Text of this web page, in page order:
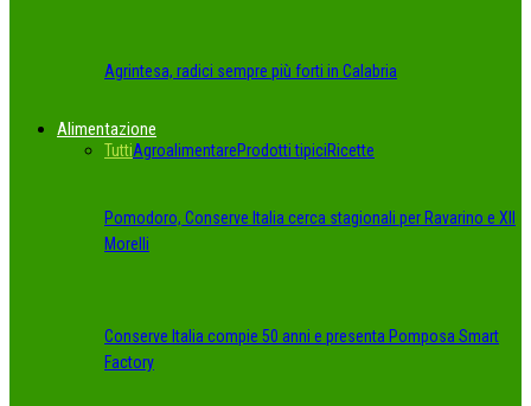
Agrintesa, radici sempre più forti in Calabria
Alimentazione
TuttiAgroalimentareProdotti tipiciRicette
Pomodoro, Conserve Italia cerca stagionali per Ravarino e XII
Morelli
Conserve Italia compie 50 anni e presenta Pomposa Smart
Factory